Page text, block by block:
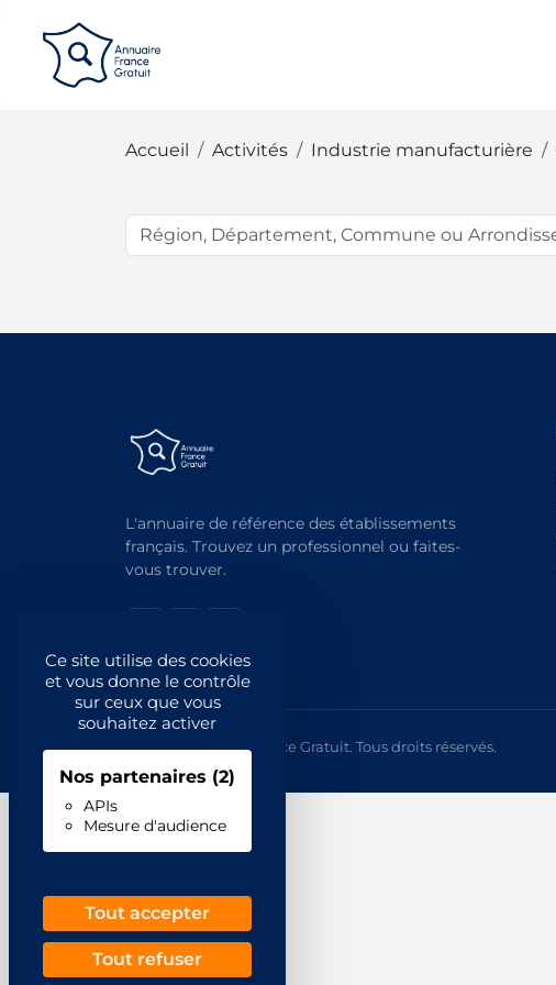
Ce site utilise des cookies
et vous donne le contrôle
sur ceux que vous
souhaitez activer
Nos partenaires (2)
APIs
Mesure d'audience
Tout accepter
Tout refuser
Accueil Activités Industrie manufacturière
L'annuaire de référence des établissements
français. Trouvez un professionnel ou faites-
vous trouver.
© 2026 Annuaire France Gratuit. Tous droits réservés.